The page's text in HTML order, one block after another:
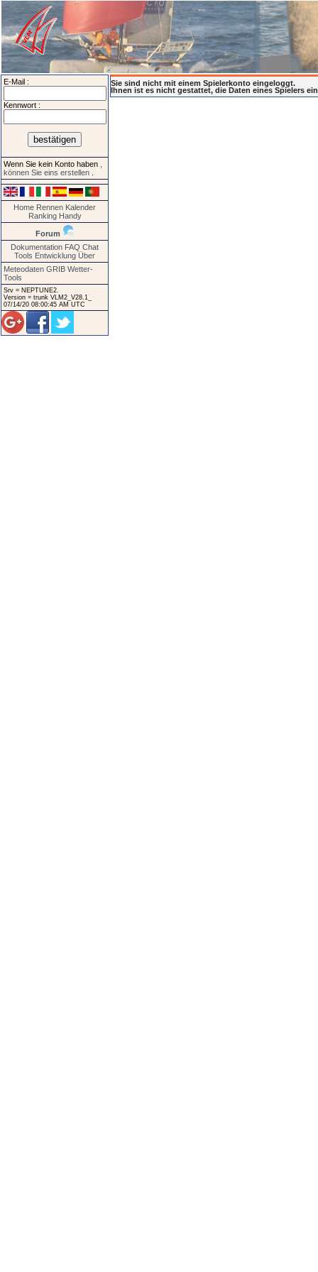
E-Mail :
Kennwort :
Wenn Sie kein Konto haben
können Sie eins erstellen
Home Rennen Kalender
Ranking Handy
Forum
Dokumentation FAQ Chat
Tools Entwicklung Über
Meteodaten GRIB Wetter-
Tools
Srv = NEPTUNE2.
Version = trunk VLM2_V28.1_
07/14/20 08:00:45 AM UTC
Sie sind nicht mit einem Spielerkonto eingeloggt.
Ihnen ist es nicht gestattet, die Daten eines Spielers